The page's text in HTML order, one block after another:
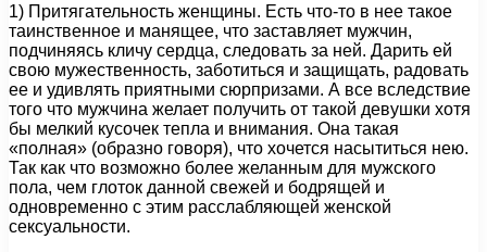
1) Притягательность женщины. Есть что-то в нее такое
таинственное и манящее, что заставляет мужчин,
подчиняясь кличу сердца, следовать за ней. Дарить ей
свою мужественность, заботиться и защищать, радовать
ее и удивлять приятными сюрпризами. А все вследствие
того что мужчина желает получить от такой девушки хотя
бы мелкий кусочек тепла и внимания. Она такая
«полная» (образно говоря), что хочется насытиться нею.
Так как что возможно более желанным для мужского
пола, чем глоток данной свежей и бодрящей и
одновременно с этим расслабляющей женской
сексуальности.